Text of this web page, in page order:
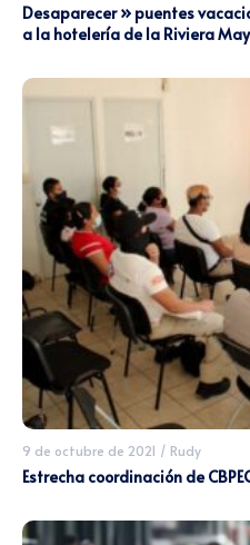
Desaparecer » puentes
a la hotelería de la Riviera
9 de octubre de 2021 / Rudy
Estrecha coordinación de